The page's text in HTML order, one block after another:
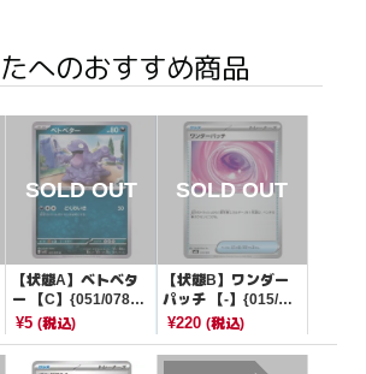
へのおすすめ商品
【状態A】ベトベタ
ー 【C】{051/078}
[SV1S]
¥5(税込)
【状態B】ワンダー
パッチ 【-】{015/02
1}[MBD]
¥220 (税込)